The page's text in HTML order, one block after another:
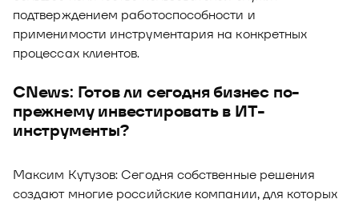
подтверждением работоспособности и
применимости инструментария на конкретных
процессах клиентов.
CNews: Готов ли сегодня бизнес по-
прежнему инвестировать в ИТ-
инструменты?
Максим Кутузов: Сегодня собственные решения
создают многие российские компании, для которых